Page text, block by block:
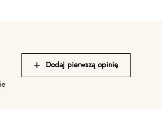
Dodaj pierwszą opinię